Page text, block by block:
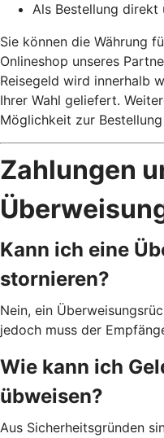
Als Bestellung direkt
Sie können die Währung
Onlineshop unseres
Reisegeld wird innerhalb
Ihrer Wahl geliefert.
Möglichkeit zur
Zahlungen
Kann ich eine
stornieren?
Nein, ein
jedoch muss der
Wie kann ich
übweisen?
Aus Sicherheitsgründen